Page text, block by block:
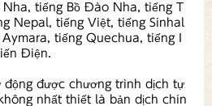
Nha, tiếng Bồ Đào Nha, tiếng T
Nepal, tiếng Việt, tiếng Sinhal
tiếng Quechua, tiếng I
Điện.
động được chương trình dịch tự
nhất thiết là bản dịch chín